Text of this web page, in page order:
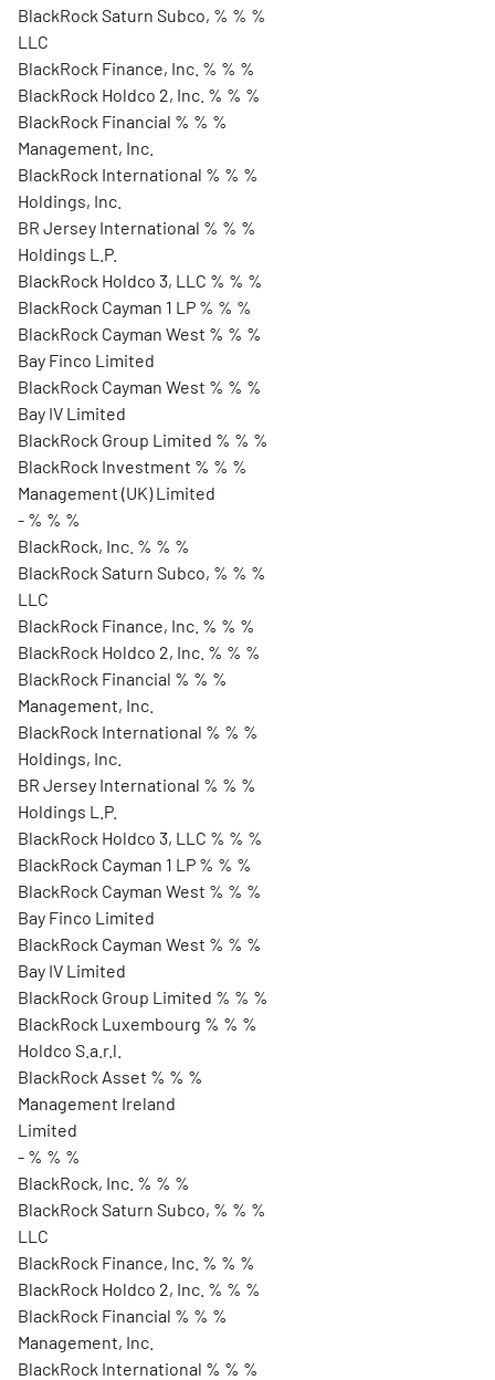
BlackRock Saturn Subco, % % %
LLC
BlackRock Finance, Inc. % % %
BlackRock Holdco 2, Inc. % % %
BlackRock Financial % % %
Management, Inc.
BlackRock International % % %
Holdings, Inc.
BR Jersey International % % %
Holdings L.P.
BlackRock Holdco 3, LLC % % %
BlackRock Cayman 1 LP % % %
BlackRock Cayman West % % %
Bay Finco Limited
BlackRock Cayman West % % %
Bay IV Limited
BlackRock Group Limited % % %
BlackRock Investment % % %
Management (UK) Limited
- % % %
BlackRock, Inc. % % %
BlackRock Saturn Subco, % % %
LLC
BlackRock Finance, Inc. % % %
BlackRock Holdco 2, Inc. % % %
BlackRock Financial % % %
Management, Inc.
BlackRock International % % %
Holdings, Inc.
BR Jersey International % % %
Holdings L.P.
BlackRock Holdco 3, LLC % % %
BlackRock Cayman 1 LP % % %
BlackRock Cayman West % % %
Bay Finco Limited
BlackRock Cayman West % % %
Bay IV Limited
BlackRock Group Limited % % %
BlackRock Luxembourg % % %
Holdco S.a.r.l.
BlackRock Asset % % %
Management Ireland
Limited
- % % %
BlackRock, Inc. % % %
BlackRock Saturn Subco, % % %
LLC
BlackRock Finance, Inc. % % %
BlackRock Holdco 2, Inc. % % %
BlackRock Financial % % %
Management, Inc.
BlackRock International % % %